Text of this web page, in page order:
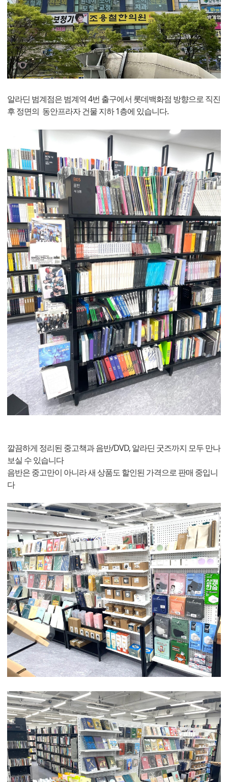
알라딘 범계점은 범계역 4번 출구에서 롯데백화점 방향으로 직진
후 정면의 동안프라자 건물 지하 1층에 있습니다.
깔끔하게 정리된 중고책과 음반/DVD, 알라딘 굿즈까지 모두 만나
보실 수 있습니다
음반은 중고만이 아니라 새 상품도 할인된 가격으로 판매 중입니
다